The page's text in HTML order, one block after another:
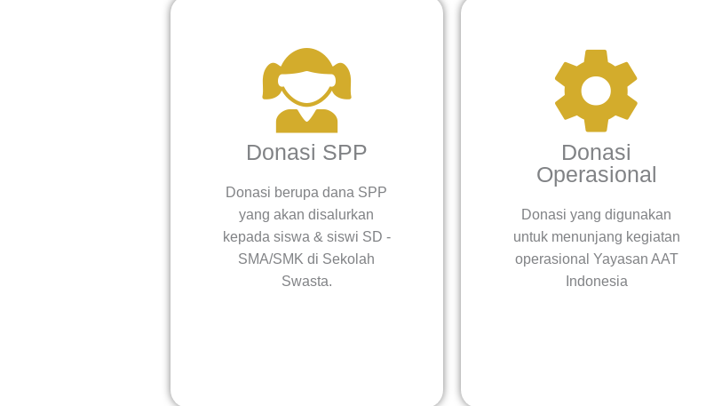
Donasi SPP
Donasi berupa dana SPP
yang akan disalurkan
kepada siswa & siswi SD -
SMA/SMK di Sekolah
Swasta.
Donasi
Operasional
Donasi yang digunakan
untuk menunjang kegiatan
operasional Yayasan AAT
Indonesia